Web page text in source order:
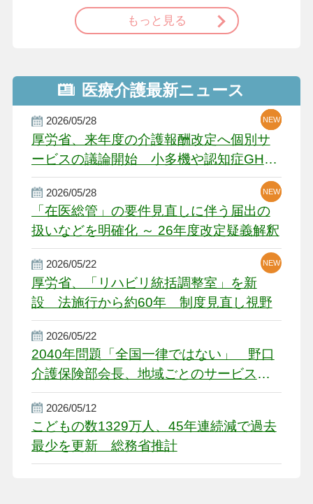
もっと見る
医療介護最新ニュース
2026/05/28
厚労省、来年度の介護報酬改定へ個別サ
ービスの議論開始 小多機や認知症GH、
厳しい経営環境に危機感
NEW
NEW
NEW
2026/05/28
「在医総管」の要件見直しに伴う届出の
扱いなどを明確化 ～ 26年度改定疑義解釈
NEW
NEW
2026/05/22
厚労省、「リハビリ統括調整室」を新
設 法施行から約60年 制度見直し視野
NEW
2026/05/22
2040年問題「全国一律ではない」 野口
介護保険部会長、地域ごとのサービス基
盤整備を促す
2026/05/12
こどもの数1329万人、45年連続減で過去
最少を更新 総務省推計